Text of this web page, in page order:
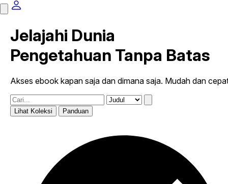
Jelajahi Dunia
Pengetahuan Tanpa Batas
Akses ebook kapan saja dan dimana saja. Mudah dan
Lihat Koleksi Panduan